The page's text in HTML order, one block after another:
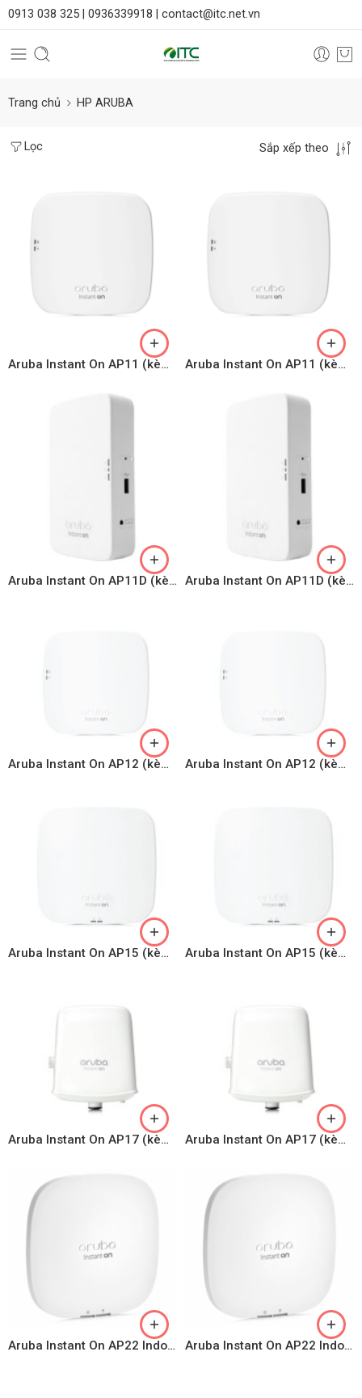
0913 038 325 | 0936339918 | contact@itc.net.vn
Trang chủ HP ARUBA
Lọc Sắp xếp theo
Aruba Instant On AP11 (kèm Adapter) Aruba Instant On AP11 (kèm Adapter)
Aruba Instant On AP11D (kèm Adapter) Aruba Instant On AP11D (kèm Adapter)
Aruba Instant On AP12 (kèm adapter) Aruba Instant On AP12 (kèm adapter)
Aruba Instant On AP15 (kèm adapter) Aruba Instant On AP15 (kèm adapter)
Aruba Instant On AP17 (kèm adapter) Aruba Instant On AP17 (kèm adapter)
Aruba Instant On AP22 Indoor Access Point Aruba Instant On AP22 Indoor Access Point